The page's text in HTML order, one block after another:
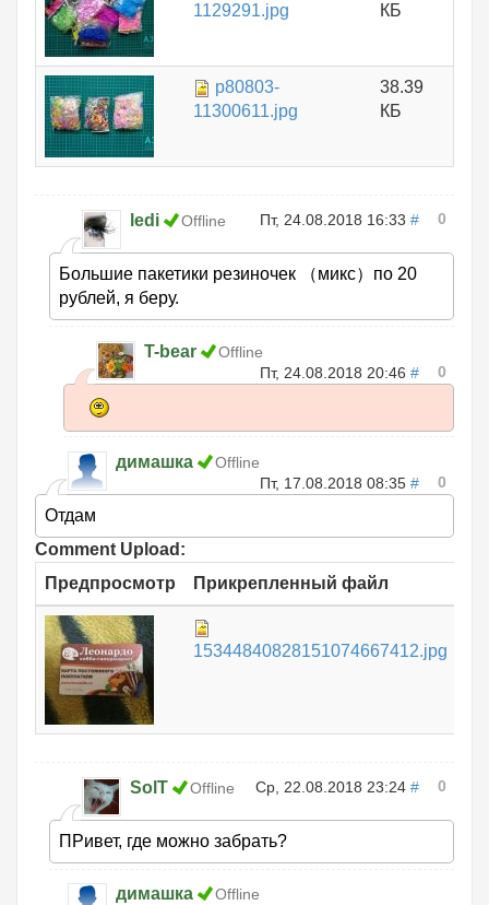
1129291.jpg
КБ
p80803-
11300611.jpg
38.39
КБ
ledi Offline Пт, 24.08.2018 16:33 # 0
Большие пакетики резиночек （микс）по 20
рублей, я беру.
T-bear
Offline
Пт, 24.08.2018 20:46 # 0
димашка
Offline
Пт, 17.08.2018 08:35 # 0
Отдам
Comment Upload:
Предпросмотр
Прикрепленный файл
15344840828151074667412.jpg
SolT Offline Ср, 22.08.2018 23:24 # 0
ПРивет, где можно забрать?
димашка Offline